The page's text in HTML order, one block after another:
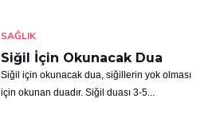
SAĞLIK
Siğil İçin Okunacak Dua
Siğil için okunacak dua, siğillerin yok olması
için okunan duadır. Siğil duası 3-5...